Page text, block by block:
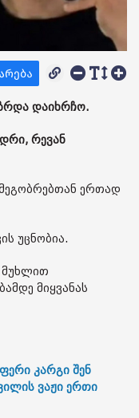
დაიხრჩო.
რევან
ერთად
უცნობია.
მუხლით
მიყვანას
კარგი შენ
ვაჟი ერთი